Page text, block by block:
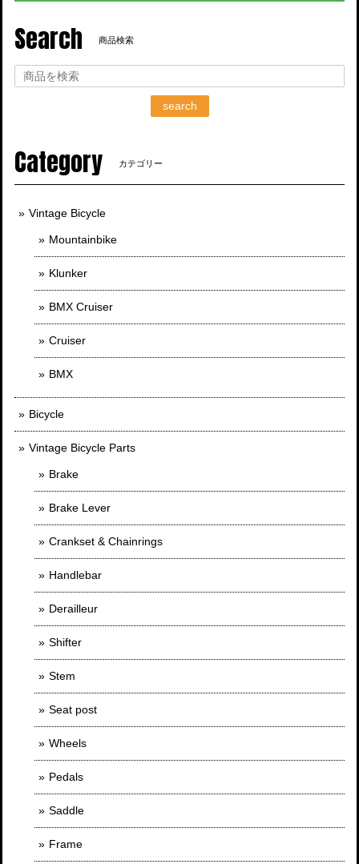
Search 商品検索
search
Category カテゴリー
Vintage Bicycle
Mountainbike
Klunker
BMX Cruiser
Cruiser
BMX
Bicycle
Vintage Bicycle Parts
Brake
Brake Lever
Crankset & Chainrings
Handlebar
Derailleur
Shifter
Stem
Seat post
Wheels
Pedals
Saddle
Frame